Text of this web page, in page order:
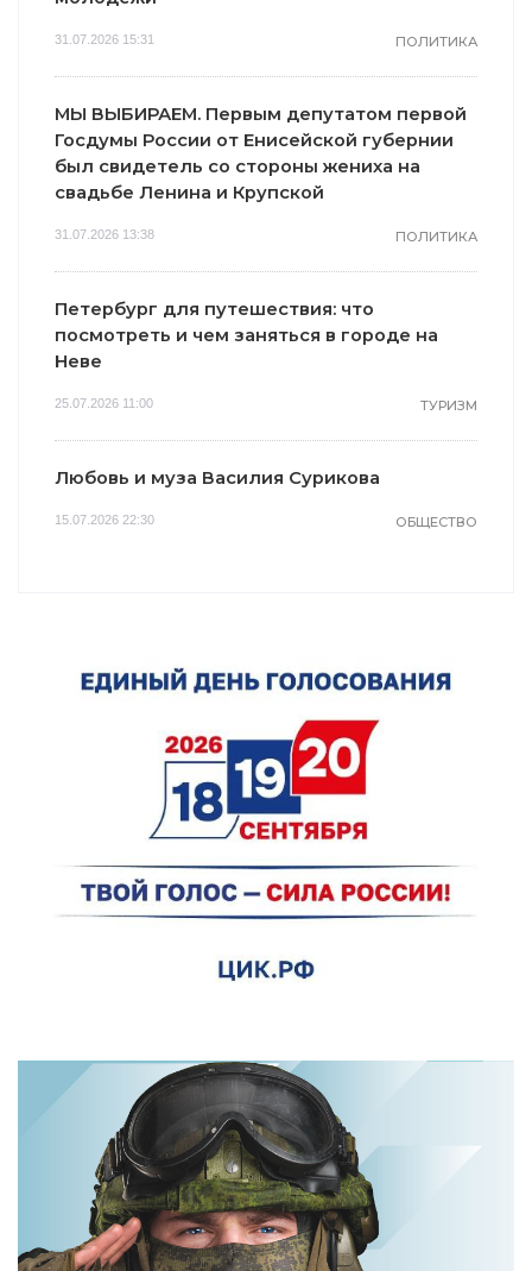
31.07.2026 15:31 ПОЛИТИКА
МЫ ВЫБИРАЕМ. Первым депутатом первой
Госдумы России от Енисейской губернии
был свидетель со стороны жениха на
свадьбе Ленина и Крупской
31.07.2026 13:38 ПОЛИТИКА
Петербург для путешествия: что
посмотреть и чем заняться в городе на
Неве
25.07.2026 11:00 ТУРИЗМ
Любовь и муза Василия Сурикова
15.07.2026 22:30 ОБЩЕСТВО